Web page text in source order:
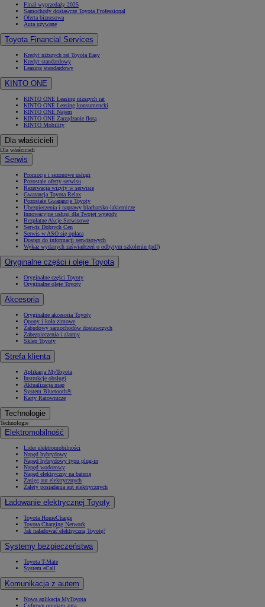
Finał wyprzedaży 2025
Samochody dostawcze Toyota Professional
Oferta biznesowa
Auta używane
Toyota Financial Services
Kredyt niższych rat Toyota Easy
Kredyt standardowy
Leasing standardowy
KINTO ONE
KINTO ONE Leasing niższych rat
KINTO ONE Leasing konsumencki
KINTO ONE Najem
KINTO ONE Zarządzanie flotą
KINTO Mobility
Dla właścicieli
Dla właścicieli
Serwis
Promocje i sezonowe usługi
Pozostałe oferty serwisu
Rezerwacja wizyty w serwisie
Gwarancja Toyota Relax
Pozostałe Gwarancje Toyoty
Ubezpieczenia i naprawy blacharsko-lakiernicze
Innowacyjne usługi dla Twojej wygody
Bezpłatne Akcje Serwisowe
Serwis Dobrych Cen
Serwis w ASO się opłaca
Dostęp do informacji serwisowych
Wykaz wydanych zaświadczeń o odbytym szkoleniu (pdf)
Oryginalne części i oleje Toyota
Oryginalne części Toyoty
Oryginalne oleje Toyoty
Akcesoria
Oryginalne akcesoria Toyoty
Opony i koła zimowe
Zabudowy samochodów dostawczych
Zabezpieczenia i alarmy
Sklep Toyoty
Strefa klienta
Aplikacja MyToyota
Instrukcje obsługi
Aktualizacja map
System Bluetooth®
Karty Ratownicze
Technologie
Technologie
Elektromobilność
Lider elektromobilności
Napęd hybrydowy
Napęd hybrydowy typu plug-in
Napęd wodorowy
Napęd elektryczny na baterię
Zasięg aut elektrycznych
Zalety posiadania aut elektrycznych
Ładowanie elektrycznej Toyoty
Toyota HomeCharge
Toyota Charging Network
Jak naładować elektryczną Toyotę?
Systemy bezpieczeństwa
Toyota T-Mate
System eCall
Komunikacja z autem
Nowa aplikacja MyToyota
Cyfrowy opiekun auta